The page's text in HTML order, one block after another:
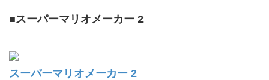
■スーパーマリオメーカー 2
スーパーマリオメーカー 2